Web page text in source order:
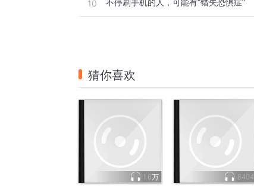
10 不停刷手机的人，可能有“错失恐惧症”
猜你喜欢
1.6万 8404